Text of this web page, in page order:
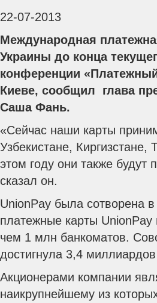
22-07-2013
Международная
Украины до конца
конференции
Киеве, сообщил глава
Саша Фань.
«Сейчас наши карты
Узбекистане,
этом году они также
сказал он.
UnionPay была сотворена
платежные карты
чем 1 млн банкоматов.
достигнула 3,4 миллиардов
Акционерами компании
наикрупнейшему из